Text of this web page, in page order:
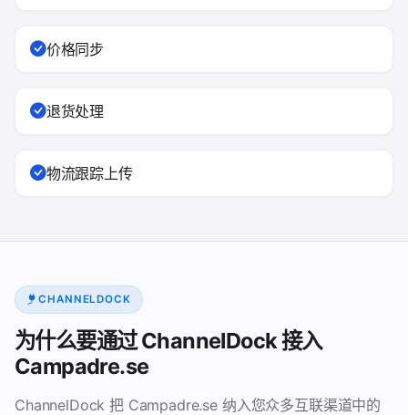
价格同步
退货处理
物流跟踪上传
CHANNELDOCK
为什么要通过 ChannelDock 接入
Campadre.se
ChannelDock 把 Campadre.se 纳入您众多互联渠道中的